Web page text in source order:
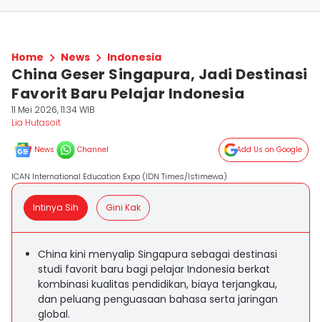
Home News Indonesia
China Geser Singapura, Jadi Destinasi
Favorit Baru Pelajar Indonesia
11 Mei 2026, 11:34 WIB
Lia Hutasoit
News Channel Add Us on Google
ICAN International Education Expo (IDN Times/Istimewa)
Intinya Sih Gini Kak
China kini menyalip Singapura sebagai destinasi
studi favorit baru bagi pelajar Indonesia berkat
kombinasi kualitas pendidikan, biaya terjangkau,
dan peluang penguasaan bahasa serta jaringan
global.